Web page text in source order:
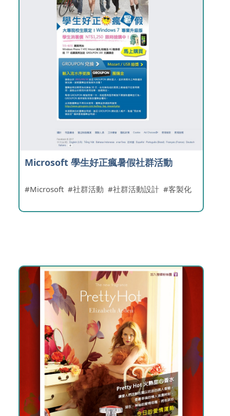
Microsoft 學生好正瘋暑假社群活動
Microsoft 社群活動 社群活動設計 客製化